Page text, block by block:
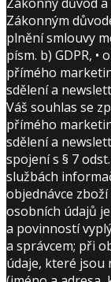
Zákonným
plnění smlouvy
písm. b) GDPR,
přímého
sdělení a
Váš souhlas se
přímého
sdělení a
spojení s § 7
službách
objednávce
osobních údajů
a povinností
a správcem; při
údaje, které jsou